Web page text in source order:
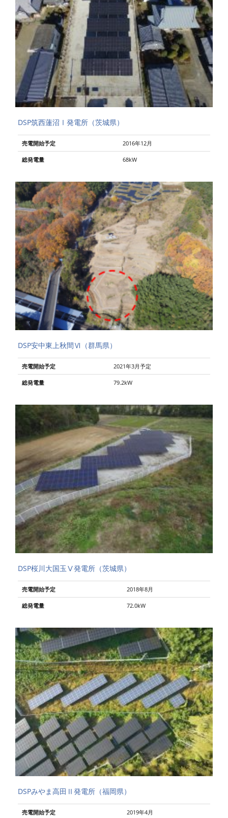
DSP筑西蓮沼Ⅰ発電所（茨城県）
売電開始予定 2016年12月
総発電量 68kW
DSP安中東上秋間Ⅵ（群馬県）
売電開始予定 2021年3月予定
総発電量 79.2kW
DSP桜川大国玉Ⅴ発電所（茨城県）
売電開始予定 2018年8月
総発電量 72.0kW
DSPみやま高田Ⅱ発電所（福岡県）
売電開始予定 2019年4月